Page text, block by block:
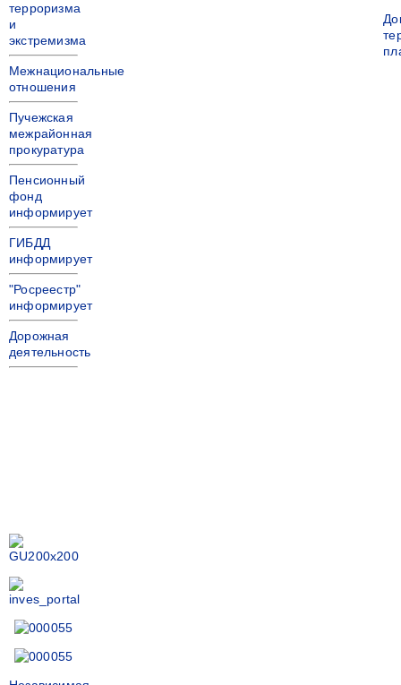
терроризма
и
экстремизма
Межнациональные
отношения
Пучежская
межрайонная
прокуратура
Пенсионный
фонд
информирует
ГИБДД
информирует
"Росреестр"
информирует
Дорожная
деятельность